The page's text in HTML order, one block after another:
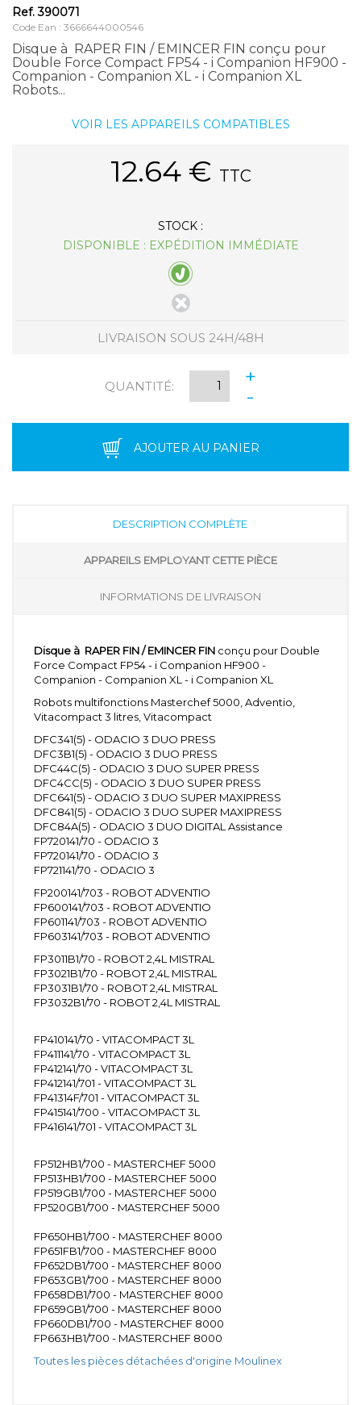
Ref.390071
Code Ean : 3666644000546
Disque à RAPER FIN / EMINCER FIN conçu pour
Double Force Compact FP54 - i Companion HF900 -
Companion - Companion XL - i Companion XL
Robots...
VOIR LES APPAREILS COMPATIBLES
12.64 € TTC
STOCK :
DISPONIBLE : EXPÉDITION IMMÉDIATE
LIVRAISON SOUS 24H/48H
QUANTITÉ:
+
-
AJOUTER AU PANIER
DESCRIPTION COMPLÈTE
APPAREILS EMPLOYANT CETTE PIÈCE
INFORMATIONS DE LIVRAISON
Disque à RAPER FIN / EMINCER FIN conçu pour Double
Force Compact FP54 - i Companion HF900 -
Companion - Companion XL - i Companion XL
Robots multifonctions Masterchef 5000, Adventio,
Vitacompact 3 litres, Vitacompact
DFC341(5) - ODACIO 3 DUO PRESS
DFC3B1(5) - ODACIO 3 DUO PRESS
DFC44C(5) - ODACIO 3 DUO SUPER PRESS
DFC4CC(5) - ODACIO 3 DUO SUPER PRESS
DFC641(5) - ODACIO 3 DUO SUPER MAXIPRESS
DFC841(5) - ODACIO 3 DUO SUPER MAXIPRESS
DFC84A(5) - ODACIO 3 DUO DIGITAL Assistance
FP720141/70 - ODACIO 3
FP720141/70 - ODACIO 3
FP721141/70 - ODACIO 3
FP200141/703 - ROBOT ADVENTIO
FP600141/703 - ROBOT ADVENTIO
FP601141/703 - ROBOT ADVENTIO
FP603141/703 - ROBOT ADVENTIO
FP3011B1/70 - ROBOT 2,4L MISTRAL
FP3021B1/70 - ROBOT 2,4L MISTRAL
FP3031B1/70 - ROBOT 2,4L MISTRAL
FP3032B1/70 - ROBOT 2,4L MISTRAL
FP410141/70 - VITACOMPACT 3L
FP411141/70 - VITACOMPACT 3L
FP412141/70 - VITACOMPACT 3L
FP412141/701 - VITACOMPACT 3L
FP41314F/701 - VITACOMPACT 3L
FP415141/700 - VITACOMPACT 3L
FP416141/701 - VITACOMPACT 3L
FP512HB1/700 - MASTERCHEF 5000
FP513HB1/700 - MASTERCHEF 5000
FP519GB1/700 - MASTERCHEF 5000
FP520GB1/700 - MASTERCHEF 5000
FP650HB1/700 - MASTERCHEF 8000
FP651FB1/700 - MASTERCHEF 8000
FP652DB1/700 - MASTERCHEF 8000
FP653GB1/700 - MASTERCHEF 8000
FP658DB1/700 - MASTERCHEF 8000
FP659GB1/700 - MASTERCHEF 8000
FP660DB1/700 - MASTERCHEF 8000
FP663HB1/700 - MASTERCHEF 8000
Toutes les pièces détachées d'origine Moulinex